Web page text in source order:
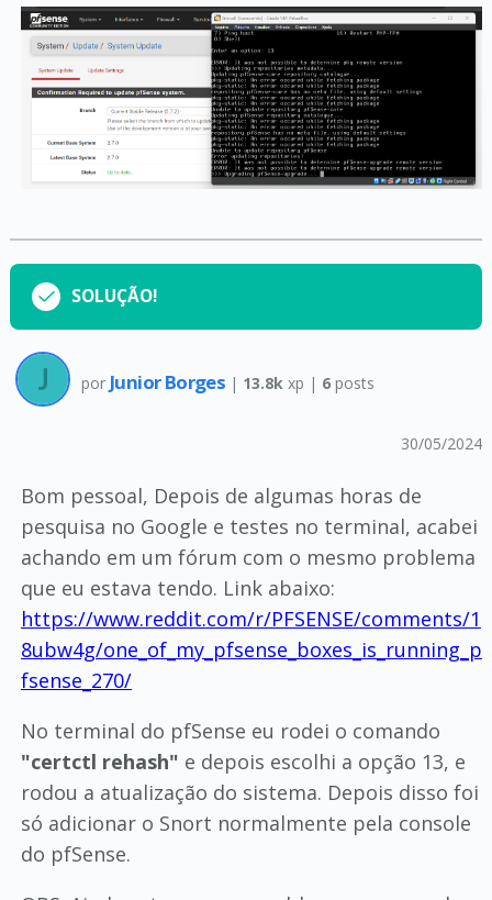
SOLUÇÃO!
por Junior Borges | 13.8k xp | 6posts
30/05/2024
Bom pessoal, Depois de algumas horas de
pesquisa no Google e testes no terminal, acabei
achando em um fórum com o mesmo problema
que eu estava tendo. Link abaixo:
https://www.reddit.com/r/PFSENSE/comments/1
8ubw4g/one_of_my_pfsense_boxes_is_running_p
fsense_270/
No terminal do pfSense eu rodei o comando
"certctl rehash" e depois escolhi a opção 13, e
rodou a atualização do sistema. Depois disso foi
só adicionar o Snort normalmente pela console
do pfSense.